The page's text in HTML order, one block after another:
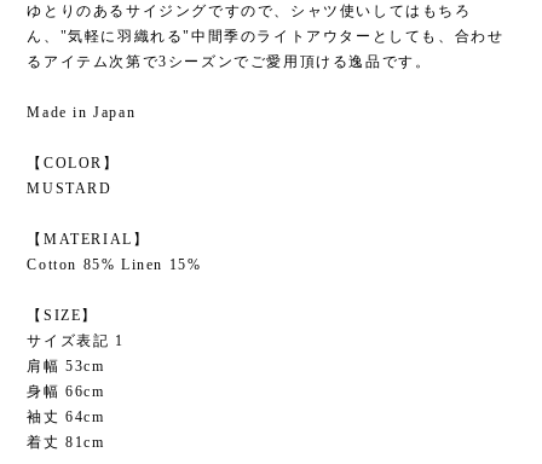
ゆとりのあるサイジングですので、シャツ使いしてはもちろ
ん、"気軽に羽織れる"中間季のライトアウターとしても、合わせ
るアイテム次第で3シーズンでご愛用頂ける逸品です。
Made in Japan
【COLOR】
MUSTARD
【MATERIAL】
Cotton 85% Linen 15%
【SIZE】
サイズ表記 1
肩幅 53cm
身幅 66cm
袖丈 64cm
着丈 81cm